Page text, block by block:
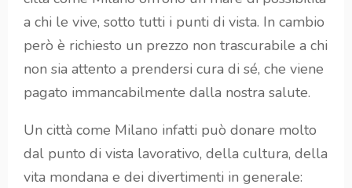
a chi le vive, sotto tutti i punti di vista. In cambio
però è richiesto un prezzo non trascurabile a chi
non sia attento a prendersi cura di sé, che viene
pagato immancabilmente dalla nostra salute.
Un città come Milano infatti può donare molto
dal punto di vista lavorativo, della cultura, della
vita mondana e dei divertimenti in generale: